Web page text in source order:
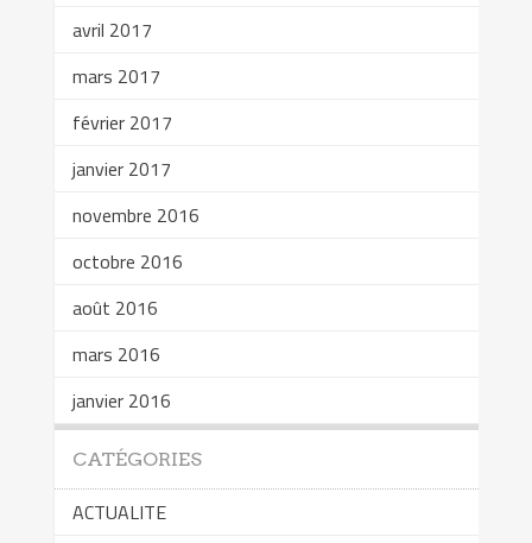
avril 2017
mars 2017
février 2017
janvier 2017
novembre 2016
octobre 2016
août 2016
mars 2016
janvier 2016
CATÉGORIES
ACTUALITE